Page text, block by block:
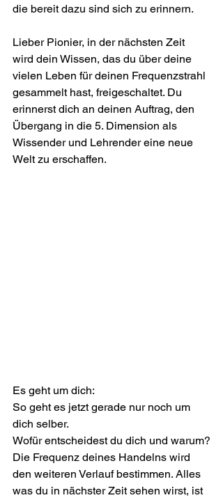
die bereit dazu sind sich zu erinnern.
Lieber Pionier, in der nächsten Zeit
wird dein Wissen, das du über deine
vielen Leben für deinen Frequenzstrahl
gesammelt hast, freigeschaltet. Du
erinnerst dich an deinen Auftrag, den
Übergang in die 5. Dimension als
Wissender und Lehrender eine neue
Welt zu erschaffen.
Es geht um dich:
So geht es jetzt gerade nur noch um
dich selber.
Wofür entscheidest du dich und warum?
Die Frequenz deines Handelns wird
den weiteren Verlauf bestimmen. Alles
was du in nächster Zeit sehen wirst, ist